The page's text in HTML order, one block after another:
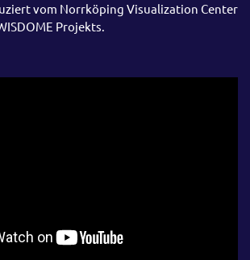
vom Norrköping Visualization Center
Projekts.